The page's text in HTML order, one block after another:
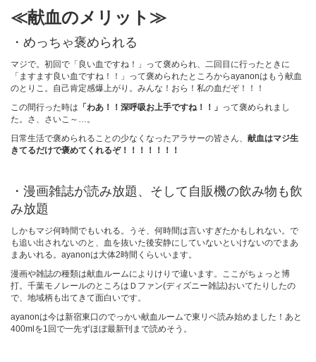
≪献血のメリット≫
・めっちゃ褒められる
マジで。初回で「良い血ですね！」って褒められ、二回目に行ったときに
「ますます良い血ですね！！」って褒められたところからayanonはもう献血
のとりこ。自己肯定感爆上がり。みんな！おら！私の血だぞ！！！
この間行った時は 「わあ！！深呼吸お上手ですね！！」 って褒められまし
た。さ、さいこ～…。
日常生活で褒められることの少なくなったアラサーの皆さん、 献血はマジ生
きてるだけで褒めてくれるぞ！！！！！！！
・漫画雑誌が読み放題、そして自販機の飲み物も飲
み放題
しかもマジ何時間でもいれる。うそ、何時間は言いすぎたかもしれない。で
も追い出されないのと、血を抜いた後安静にしていないといけないのでまあ
まあいれる。ayanonは大体2時間くらいいます。
漫画や雑誌の種類は献血ルームによりけりで違います。ここがちょっと博
打。千葉モノレールのところはＤファン(ディズニー雑誌)おいてたりしたの
で、地域柄も出てきて面白いです。
ayanonは今は新宿東口のでっかい献血ルームで東リベ読み始めました！あと
400mlを1回で一先ずほぼ最新刊まで読めそう。